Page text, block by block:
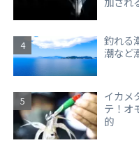
釣れる
潮など
イカメ
テ！オ
的